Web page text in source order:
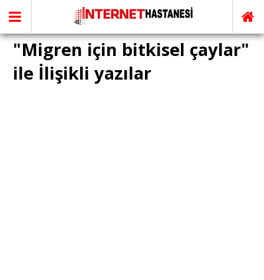
"Migren için bitkisel çaylar"
ile İlişikli yazılar